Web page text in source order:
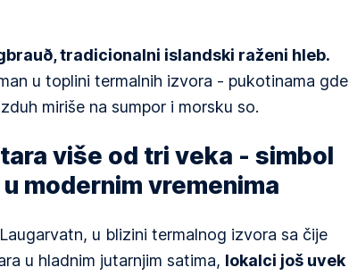
tradicionalni islandski raženi hleb.
u toplini termalnih izvora - pukotinama gde
miriše na sumpor i morsku so.
više od tri veka - simbol
modernim vremenima
u blizini termalnog izvora sa čije
u hladnim jutarnjim satima, lokalci još uvek